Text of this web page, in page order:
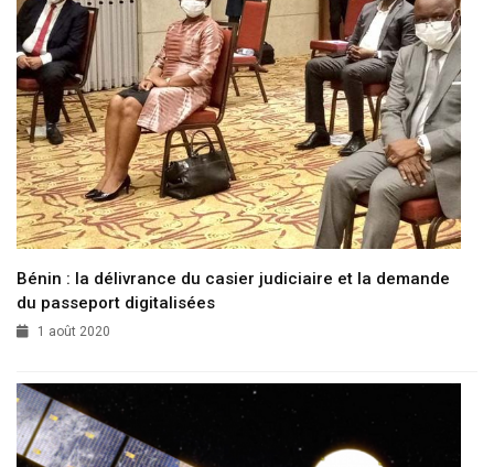
Bénin : la délivrance du casier judiciaire et la demande
du passeport digitalisées
1 août 2020